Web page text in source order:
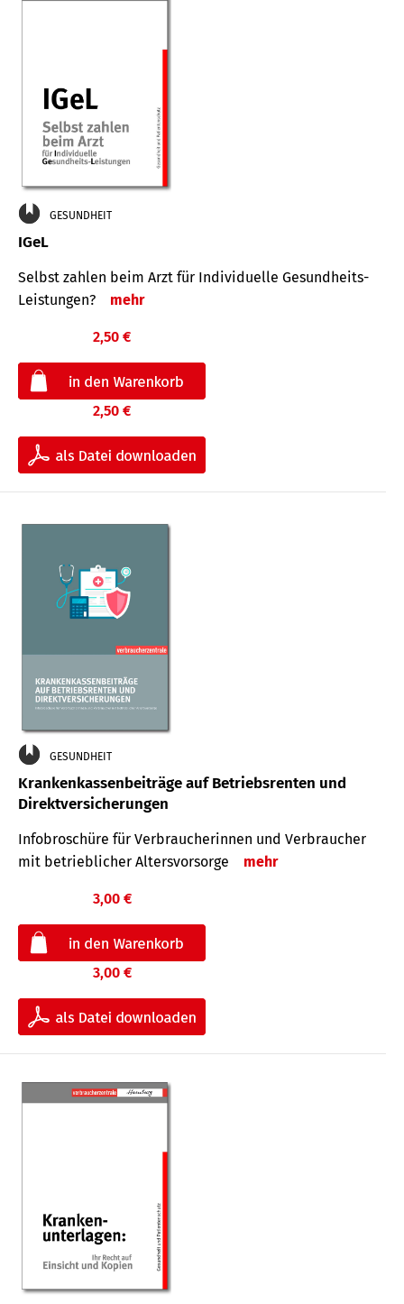
GESUNDHEIT
IGeL
Selbst zahlen beim Arzt für Indi­vidu­elle Gesund­heits-
Leis­tungen?
mehr
2,50 €
2,50 €
GESUNDHEIT
Krankenkassenbeiträge auf Betriebsrenten und
Direktversicherungen
Infobroschüre für Verbraucherinnen und Verbraucher
mit betrieblicher Altersvorsorge
mehr
3,00 €
3,00 €